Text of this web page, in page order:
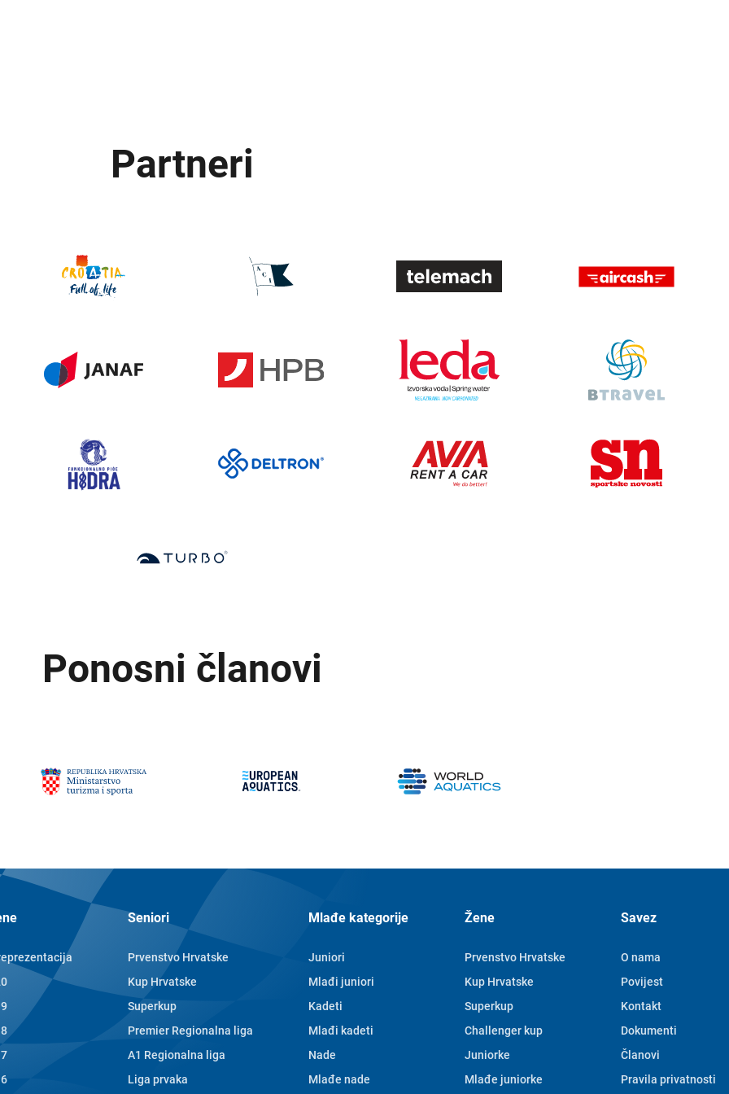
Partneri
Ponosni članovi
Seniori
Prvenstvo Hrvatske
Kup Hrvatske
Superkup
Premier Regionalna liga
A1 Regionalna liga
Liga prvaka
Mlađe kategorije
Juniori
Mlađi juniori
Kadeti
Mlađi kadeti
Nade
Mlađe nade
Žene
Prvenstvo Hrvatske
Kup Hrvatske
Superkup
Challenger kup
Juniorke
Mlađe juniorke
Savez
O nama
Povijest
Kontakt
Dokumenti
Članovi
Pravila privatnosti